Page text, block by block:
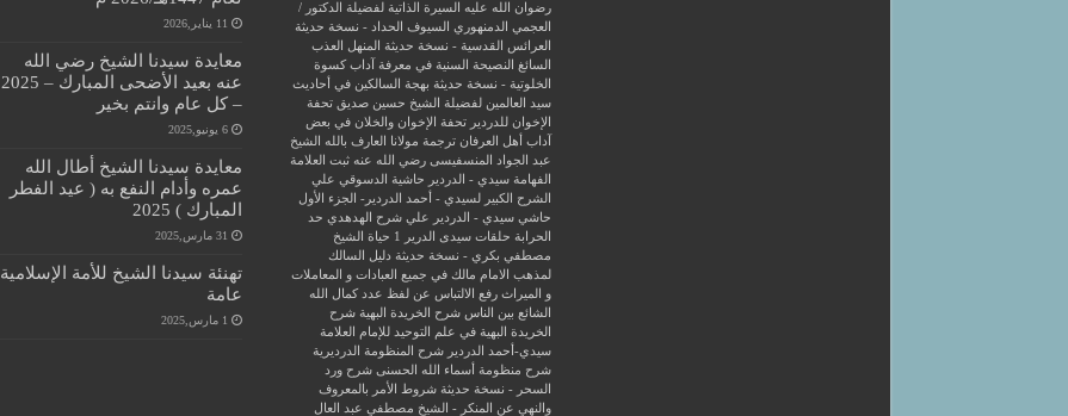
رضوان الله عليه السيرة الذاتية لفضيلة الدكتور /
العجمي الدمنهوري السيوف الحداد - نسخة حديثة
العرائس القدسية - نسخة حديثة المنهل العذب
السائغ النصيحة السنية في معرفة آداب كسوة
الخلوتية - نسخة حديثة بهجة السالكين في أحاديث
سيد العالمين لفضيلة الشيخ حسين صديق تحفة
الإخوان للدردير تحفة الإخوان والخلان في بعض
آداب أهل العرفان ترجمة مولانا العارف بالله الشيخ
عبد الجواد المنسفيسى رضي الله عنه ثبت العلامة
الفهامة سيدي - الدردير
حاشية الدسوقي علي
الشرح الكبير لسيدي - أحمد الدردير- الجزء الأول
حاشي سيدي - الدردير علي شرح الهدهدي حد
الحرابة حلقات سيدى الدرير 1
حياة الشيخ
مصطفي بكري - نسخة حديثة دليل السالك
لمذهب الامام مالك في جميع العبادات و المعاملات
و الميراث رفع الالتباس عن لفظ عدد كمال الله
الشائع بين الناس شرح الخريدة البهية شرح
الخريدة البهية في علم التوحيد للإمام العلامة
سيدي-أحمد الدردير شرح المنظومة الدرديرية
شرح منظومة أسماء الله الحسنى شرح ورد
السحر - نسخة حديثة شروط الأمر بالمعروف
والنهي عن المنكر - الشيخ مصطفي عبد العال
11 يناير,2026
معايدة سيدنا الشيخ رضي الله
عنه بعيد الأضحى المبارك – 2025
– كل عام وانتم بخير
6 يونيو,2025
معايدة سيدنا الشيخ أطال الله
عمره وأدام النفع به ( عيد الفطر
المبارك ) 2025
31 مارس,2025
تهنئة سيدنا الشيخ للأمة الإسلامية
عامة
1 مارس,2025